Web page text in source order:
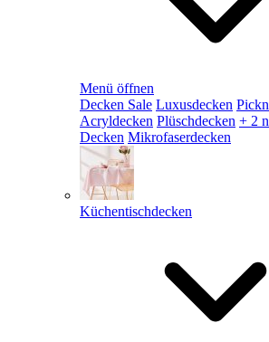
Menü öffnen
Decken Sale Luxusdecken
Acryldecken Plüschdecken + 2
Decken Mikrofaserdecken
Küchentischdecken